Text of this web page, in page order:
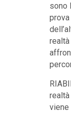
sono
realtà
viene